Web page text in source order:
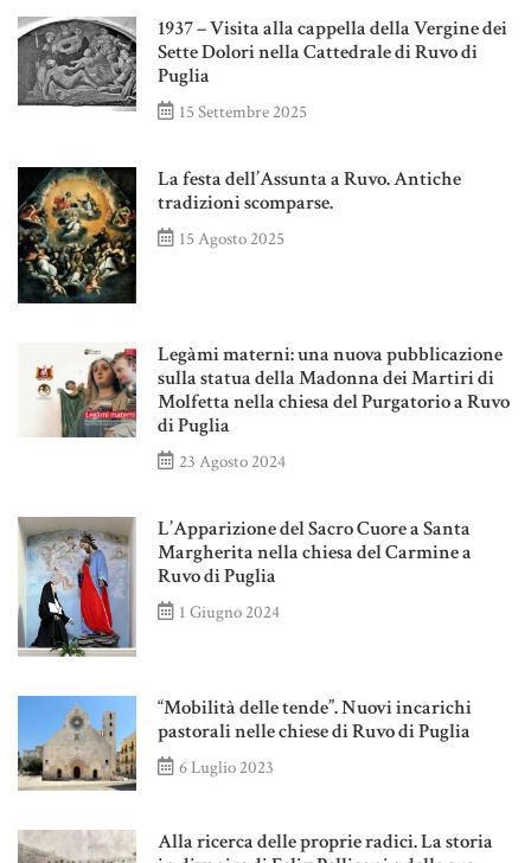
1937 – Visita alla cappella della Vergine dei
Sette Dolori nella Cattedrale di Ruvo di
Puglia
15 Settembre 2025
La festa dell’Assunta a Ruvo. Antiche
tradizioni scomparse.
15 Agosto 2025
Legàmi materni: una nuova pubblicazione
sulla statua della Madonna dei Martiri di
Molfetta nella chiesa del Purgatorio a Ruvo
di Puglia
23 Agosto 2024
L’Apparizione del Sacro Cuore a Santa
Margherita nella chiesa del Carmine a
Ruvo di Puglia
1 Giugno 2024
“Mobilità delle tende”. Nuovi incarichi
pastorali nelle chiese di Ruvo di Puglia
6 Luglio 2023
Alla ricerca delle proprie radici. La storia